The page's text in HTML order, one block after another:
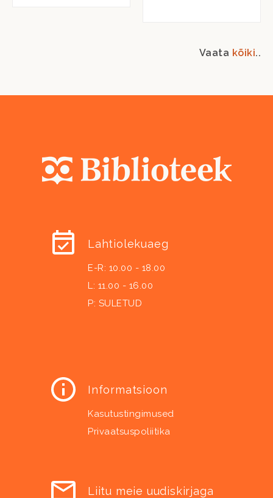
Vaata kõiki..
Lahtiolekuaeg
E-R: 10.00 - 18.00
L: 11.00 - 16.00
P: SULETUD
Informatsioon
Kasutustingimused
Privaatsuspoliitika
Liitu meie uudiskirjaga